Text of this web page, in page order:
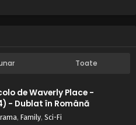
Toate
de Waverly Place -
- Dublat în Română
, Family, Sci-Fi